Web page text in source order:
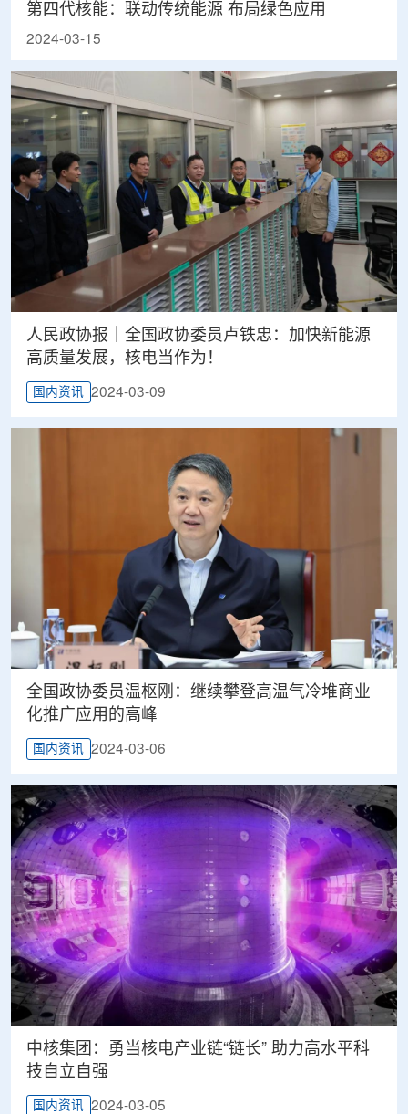
第四代核能：联动传统能源 布局绿色应用
2024-03-15
人民政协报｜全国政协委员卢铁忠：加快新能源
高质量发展，核电当作为！
国内资讯 2024-03-09
全国政协委员温枢刚：继续攀登高温气冷堆商业
化推广应用的高峰
国内资讯 2024-03-06
中核集团：勇当核电产业链“链长” 助力高水平科
技自立自强
国内资讯 2024-03-05